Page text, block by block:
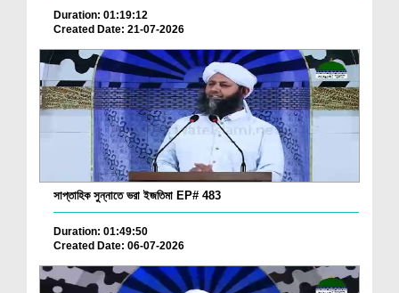
Duration: 01:19:12
Created Date: 21-07-2026
সাপ্তাহিক সুন্নাতে ভরা ইজতিমা EP# 483
Duration: 01:49:50
Created Date: 06-07-2026